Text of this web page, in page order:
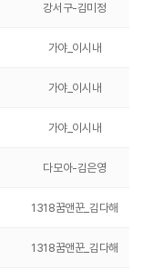
강서구-김미정
가야_이시내
가야_이시내
가야_이시내
다모아-김은영
1318꿈앤꾼_김다해
1318꿈앤꾼_김다해